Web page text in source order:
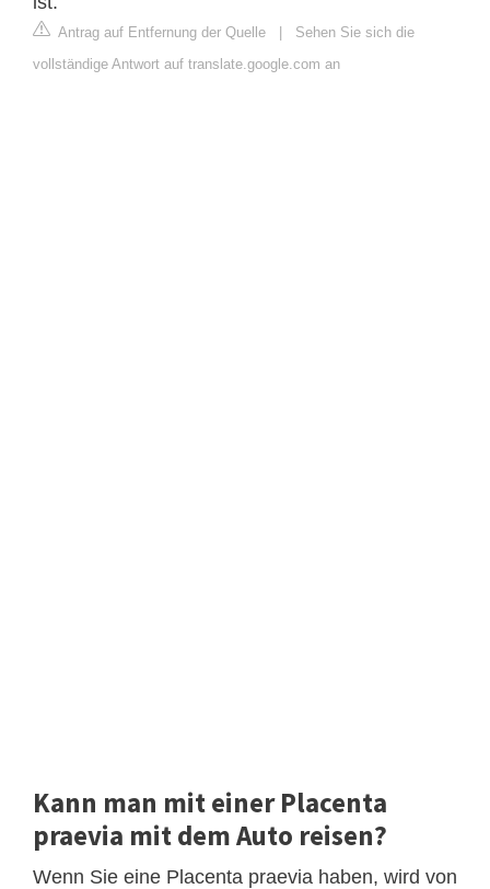
Antrag auf Entfernung der Quelle | Sehen Sie sich die
vollständige Antwort auf translate.google.com an
Kann man mit einer Placenta
praevia mit dem Auto reisen?
Wenn Sie eine Placenta praevia haben, wird von